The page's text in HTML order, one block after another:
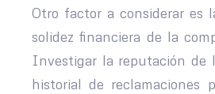
Otro factor a considerar es
solidez financiera de la
Investigar la reputación de
historial de reclamaciones